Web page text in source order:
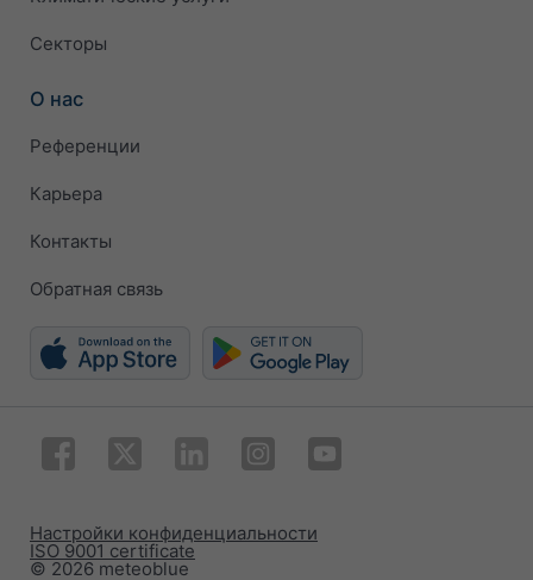
Секторы
О нас
Референции
Карьера
Контакты
Обратная связь
© 2026 meteoblue
ISO 9001 certificate
Настройки конфиденциальности